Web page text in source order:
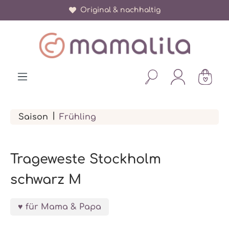
Original & nachhaltig
Über 150.000 zufriedene Eltern
Saison Frühling
Trageweste Stockholm
schwarz M
für Mama & Papa